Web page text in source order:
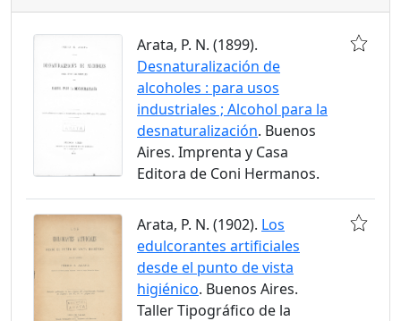
Arata, P. N. (1899).
Desnaturalización de
alcoholes : para usos
industriales ; Alcohol para la
desnaturalización. Buenos
Aires. Imprenta y Casa
Editora de Coni Hermanos.
Arata, P. N. (1902). Los
edulcorantes artificiales
desde el punto de vista
higiénico. Buenos Aires.
Taller Tipográfico de la